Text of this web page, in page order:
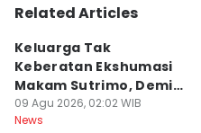
Related Articles
Keluarga Tak
Keberatan Ekshumasi
Makam Sutrimo, Demi
Usut Kematian
Almarhum
09 Agu 2026, 02:02 WIB
News